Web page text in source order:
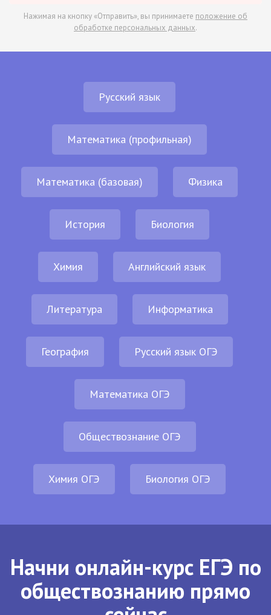
Нажимая на кнопку «Отправить», вы принимаете положение об
обработке персональных данных.
Русский язык
Математика (профильная)
Математика (базовая) Физика
История Биология
Химия Английский язык
Литература Информатика
География Русский язык ОГЭ
Математика ОГЭ
Обществознание ОГЭ
Химия ОГЭ Биология ОГЭ
Начни онлайн-курс ЕГЭ по
обществознанию прямо